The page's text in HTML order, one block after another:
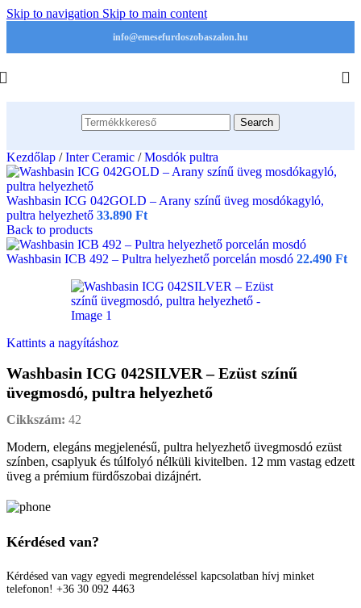
Skip to navigation Skip to main content
info@emesefurdoszobaszalon.hu
Search
Kezdőlap / Inter Ceramic / Mosdók pultra
Washbasin ICG 042GOLD – Arany színű üveg mosdókagyló,
pultra helyezhető 33.890 Ft
Back to products
Washbasin ICB 492 – Pultra helyezhető porcelán mosdó 22.490 Ft
Kattints a nagyításhoz
Washbasin ICG 042SILVER – Ezüst színű
üvegmosdó, pultra helyezhető
Cikkszám: 42
Modern, elegáns megjelenésű, pultra helyezhető üvegmosdó ezüst
színben, csaplyuk és túlfolyó nélküli kivitelben. 12 mm vastag edzett
üveg a prémium fürdőszobai dizájnért.
Kérdésed van?
Kérdésed van vagy egyedi megrendeléssel kapcsolatban hívj minket
telefonon! +36 30 092 4463